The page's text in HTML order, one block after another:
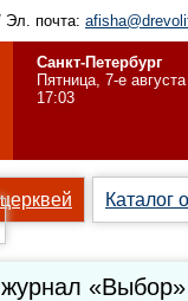
Эл. почта:
Санкт-Петербург
Пятница, 7-е августа
17:03
Каталог
«Выбор»